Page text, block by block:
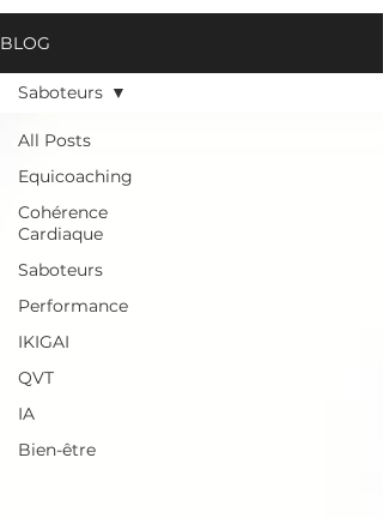
BLOG
All Posts
Equicoaching
Cohérence
Cardiaque
Saboteurs
Performance
IKIGAI
QVT
IA
Bien-être
Saboteurs